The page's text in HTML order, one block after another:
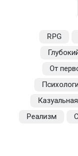
RPG
От
Казуальная
Реализм